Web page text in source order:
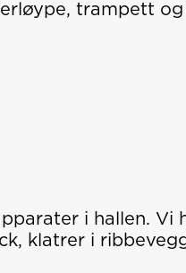
trampett
i hallen. Vi
klatrer i